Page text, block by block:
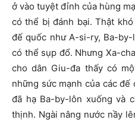
ở vào tuyệt đỉnh của hùng
có thể bị đánh bại. Thật
đế quốc như A-si-ry, Ba-by-
có thể sụp đổ. Nhưng Xa-
cho dân Giu-đa thấy có
những sức mạnh của các
đã hạ Ba-by-lôn xuống và
thịnh. Ngài nâng nước nầy